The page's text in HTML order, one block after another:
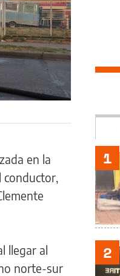
en la
conductor,
llegar al
norte-sur
1
2